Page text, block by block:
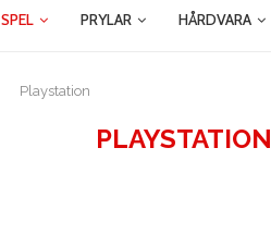
SPEL PRYLAR HÅRDVARA
Playstation
PLAYSTATION